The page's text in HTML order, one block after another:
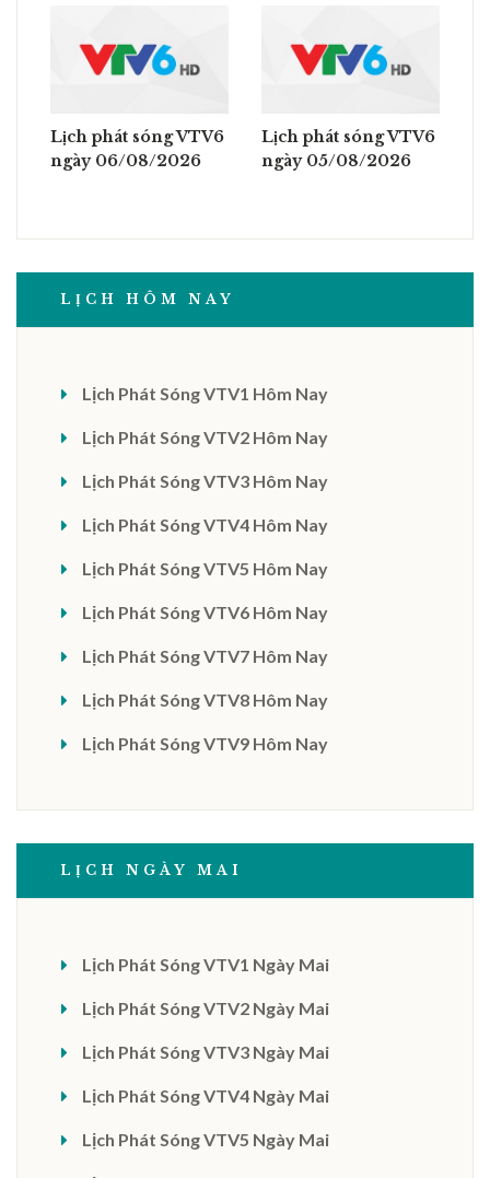
Lịch phát sóng VTV6
ngày 06/08/2026
Lịch phát sóng VTV6
ngày 05/08/2026
LỊCH HÔM NAY
Lịch Phát Sóng VTV1 Hôm Nay
Lịch Phát Sóng VTV2 Hôm Nay
Lịch Phát Sóng VTV3 Hôm Nay
Lịch Phát Sóng VTV4 Hôm Nay
Lịch Phát Sóng VTV5 Hôm Nay
Lịch Phát Sóng VTV6 Hôm Nay
Lịch Phát Sóng VTV7 Hôm Nay
Lịch Phát Sóng VTV8 Hôm Nay
Lịch Phát Sóng VTV9 Hôm Nay
LỊCH NGÀY MAI
Lịch Phát Sóng VTV1 Ngày Mai
Lịch Phát Sóng VTV2 Ngày Mai
Lịch Phát Sóng VTV3 Ngày Mai
Lịch Phát Sóng VTV4 Ngày Mai
Lịch Phát Sóng VTV5 Ngày Mai